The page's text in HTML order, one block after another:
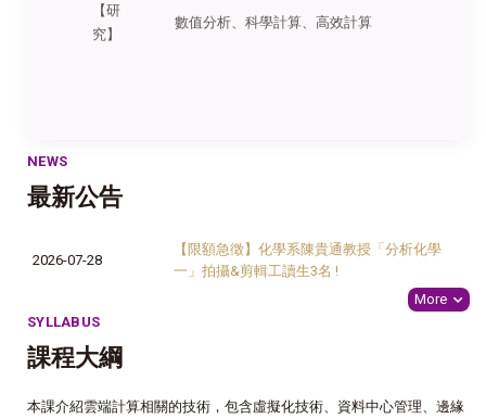
【研
究】
數值分析、科學計算、高效計算
NEWS
最新公告
2026-07-28
【限額急徵】化學系陳貴通教授「分析化學
一」拍攝&剪輯工讀生3名 !
More
SYLLABUS
課程大綱
本課介紹雲端計算相關的技術，包含虛擬化技術、資料中心管理、邊緣